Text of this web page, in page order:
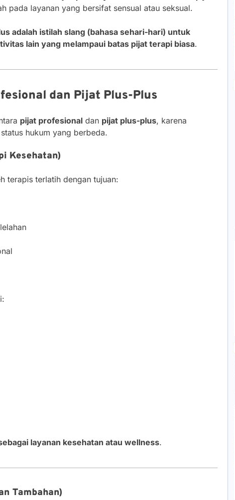
pada layanan yang bersifat sensual atau seksual.
adalah istilah slang (bahasa sehari-hari) untuk
lain yang melampaui batas pijat terapi biasa.
dan Pijat Plus-Plus
pijat profesional dan pijat plus-plus, karena
hukum yang berbeda.
Kesehatan)
terapis terlatih dengan tujuan:
layanan kesehatan atau wellness.
Tambahan)